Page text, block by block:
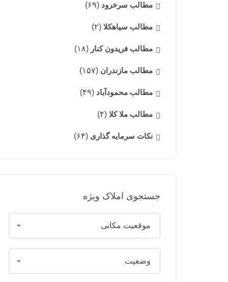
مطالب سرخرود (۶۹)
مطالب سیاهکلا (۲)
مطالب فریدون کنار (۱۸)
مطالب مازندران (۱۵۷)
مطالب محمودآباد (۴۹)
مطالب ملا کلا (۴)
نکات سرمایه گذاری (۶۴)
جستجوی املاک ویژه
موقعیت مکانی
وضعیت